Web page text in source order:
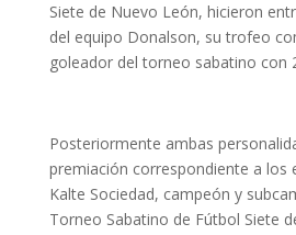
Siete de Nuevo León, hicieron
del equipo Donalson, su trofeo
goleador del torneo sabatino con
Posteriormente ambas
premiación correspondiente a
Kalte Sociedad, campeón y
Torneo Sabatino de Fútbol Siete